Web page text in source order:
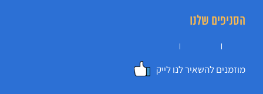
הסניפים שלנו
מוזמנים להשאיר לנו לייק